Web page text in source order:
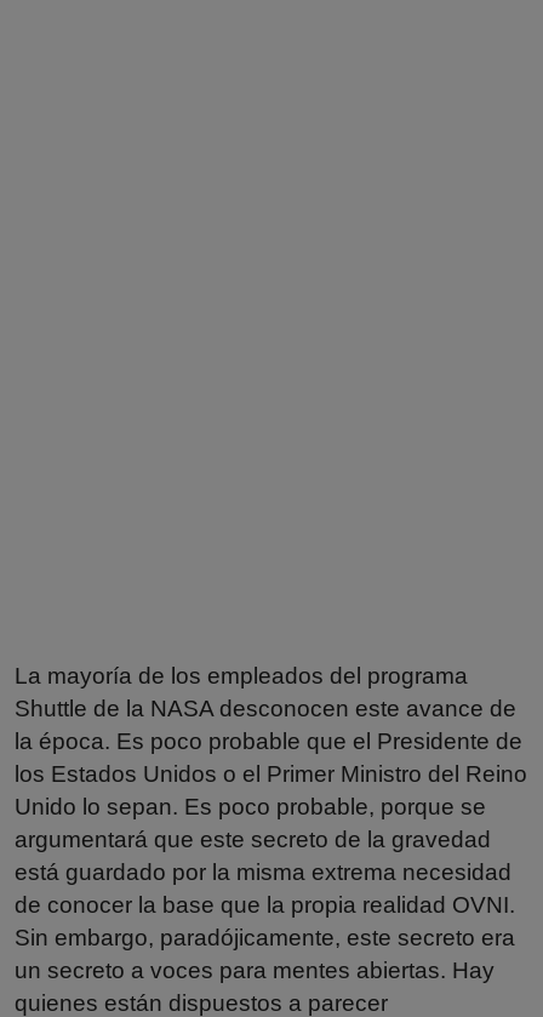
La mayoría de los empleados del programa
Shuttle de la NASA desconocen este avance de
la época. Es poco probable que el Presidente de
los Estados Unidos o el Primer Ministro del Reino
Unido lo sepan. Es poco probable, porque se
argumentará que este secreto de la gravedad
está guardado por la misma extrema necesidad
de conocer la base que la propia realidad OVNI.
Sin embargo, paradójicamente, este secreto era
un secreto a voces para mentes abiertas. Hay
quienes están dispuestos a parecer